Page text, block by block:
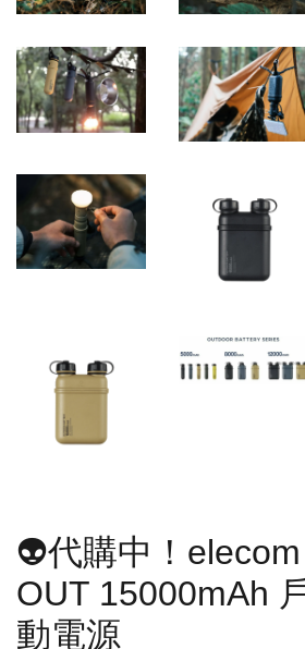
👽代購中！
OUT 15000mAh
動電源